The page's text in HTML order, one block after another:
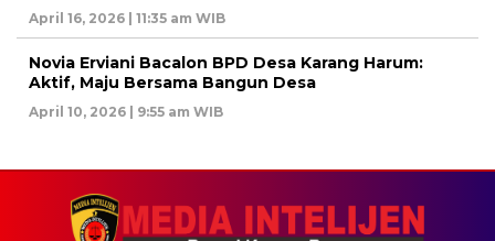
April 16, 2026 | 11:35 am WIB
Novia Erviani Bacalon BPD Desa Karang Harum:
Aktif, Maju Bersama Bangun Desa
April 10, 2026 | 9:55 am WIB